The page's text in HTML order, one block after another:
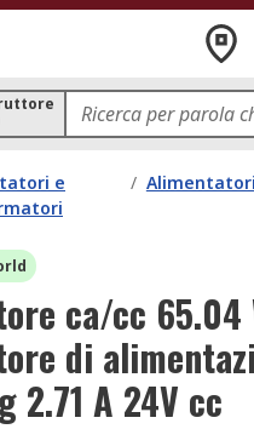
e
/ Alimentatori
ca/cc 65.04
di
2.71 A 24V cc